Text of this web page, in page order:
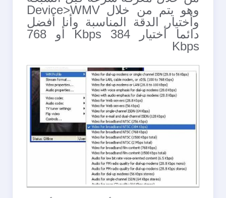
وهو يتم من خلال Device>WMV
وأختيار الدقة المناسبة وأنا أفضل
دائما أختيار 384 Kbps أو 768
Kbps